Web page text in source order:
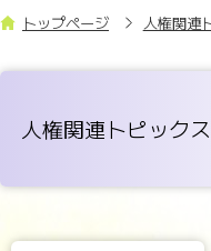
トップページ 人権関連
人権関連トピックス